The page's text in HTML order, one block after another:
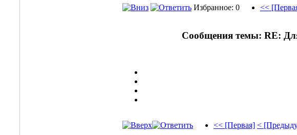
Избранное: 0
<<
Сообщения темы: RE:
<< [Первая] <